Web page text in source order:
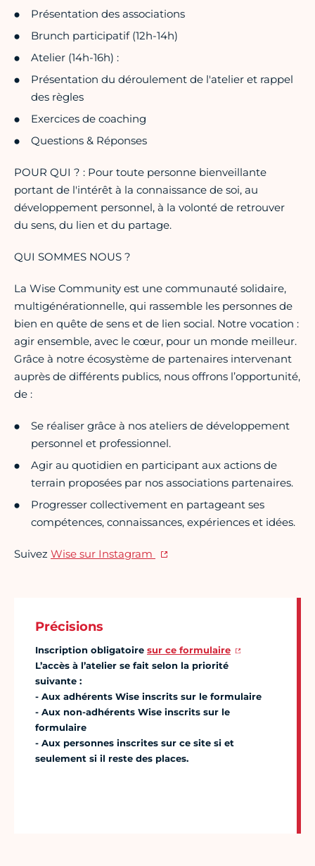
Présentation des associations
Brunch participatif (12h-14h)
Atelier (14h-16h) :
Présentation du déroulement de l'atelier et rappel
des règles
Exercices de coaching
Questions & Réponses
POUR QUI ? : Pour toute personne bienveillante
portant de l'intérêt à la connaissance de soi, au
développement personnel, à la volonté de retrouver
du sens, du lien et du partage.
QUI SOMMES NOUS ?
La Wise Community est une communauté solidaire,
multigénérationnelle, qui rassemble les personnes de
bien en quête de sens et de lien social. Notre vocation :
agir ensemble, avec le cœur, pour un monde meilleur.
Grâce à notre écosystème de partenaires intervenant
auprès de différents publics, nous offrons l’opportunité,
de :
Se réaliser grâce à nos ateliers de développement
personnel et professionnel.
Agir au quotidien en participant aux actions de
terrain proposées par nos associations partenaires.
Progresser collectivement en partageant ses
compétences, connaissances, expériences et idées.
Suivez Wise sur Instagram
Précisions
Inscription obligatoire sur ce formulaire
L’accès à l’atelier se fait selon la priorité
suivante :
- Aux adhérents Wise inscrits sur le formulaire
- Aux non-adhérents Wise inscrits sur le
formulaire
- Aux personnes inscrites sur ce site si et
seulement si il reste des places.